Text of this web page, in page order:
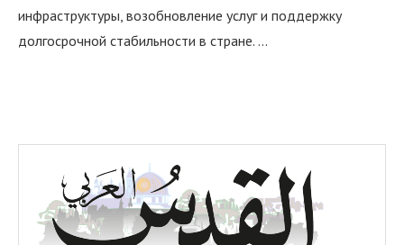
инфраструктуры, возобновление услуг и поддержку
долгосрочной стабильности в стране. …